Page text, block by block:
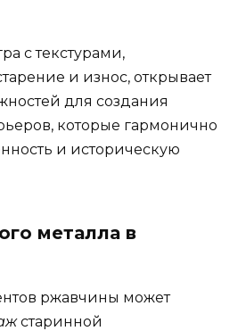
с текстурами,
и износ, открывает
для создания
которые гармонично
и историческую
металла в
ржавчины может
старинной